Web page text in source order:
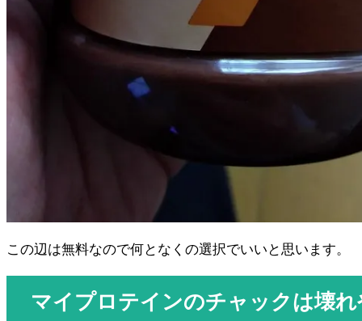
この辺は無料なので何となくの選択でいいと思います。
マイプロテインのチャックは壊